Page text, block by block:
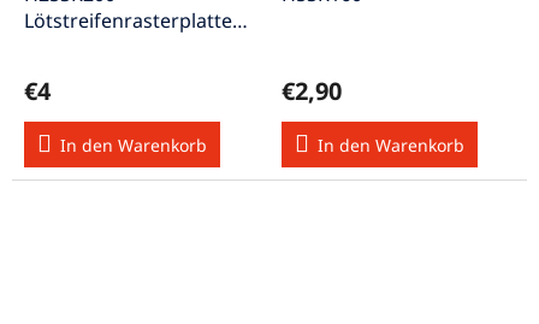
Lötstreifenrasterplatte
€4
In den Warenkorb
€2,90
In den Warenkorb